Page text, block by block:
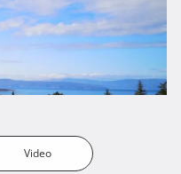
Video